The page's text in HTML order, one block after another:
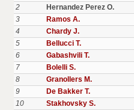
2
Hernandez Perez O.
3
Ramos A.
4
Chardy J.
5
Bellucci T.
6
Gabashvili T.
7
Bolelli S.
8
Granollers M.
9
De Bakker T.
10
Stakhovsky S.